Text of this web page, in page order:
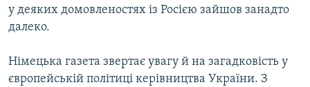
у деяких домовленостях із Росією зайшов занадто
далеко.
Німецька газета звертає увагу й на загадковість у
європейській політиці керівництва України. З